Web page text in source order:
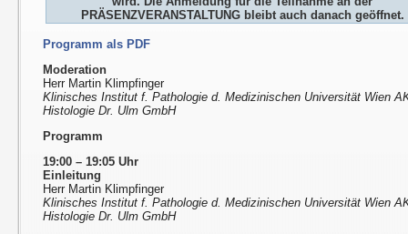
PRÄSENZVERANSTALTUNG bleibt auch danach geöffnet.
Programm als PDF
Moderation
Herr Martin Klimpfinger
Klinisches Institut f. Pathologie d. Medizinischen Universität Wien
Histologie Dr. Ulm GmbH
Programm
19:00 – 19:05 Uhr
Einleitung
Herr Martin Klimpfinger
Klinisches Institut f. Pathologie d. Medizinischen Universität Wien
Histologie Dr. Ulm GmbH